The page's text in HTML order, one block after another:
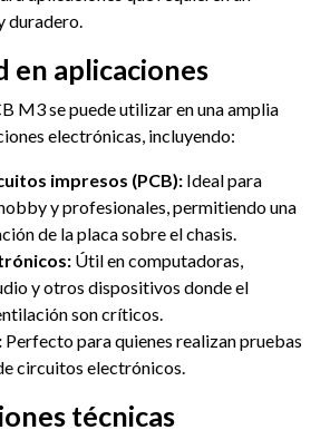
duradero.
en aplicaciones
M3 se puede utilizar en una amplia
electrónicas, incluyendo:
impresos (PCB): Ideal para
y profesionales, permitiendo una
de la placa sobre el chasis.
Útil en computadoras,
y otros dispositivos donde el
son críticos.
Perfecto para quienes realizan pruebas
circuitos electrónicos.
técnicas